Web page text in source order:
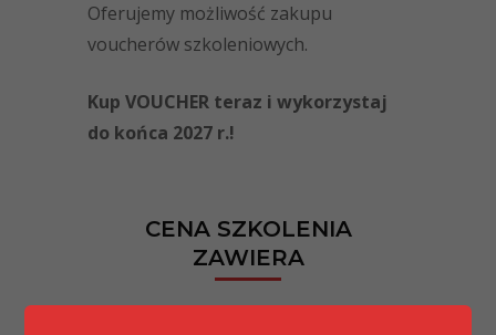
Oferujemy możliwość zakupu
voucherów szkoleniowych.
Kup VOUCHER teraz i wykorzystaj
do końca 2027 r.!
CENA SZKOLENIA
ZAWIERA